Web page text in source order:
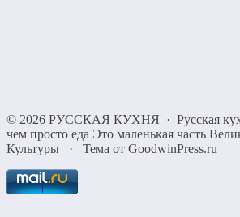
© 2026 РУССКАЯ КУХНЯ · Русская
чем просто еда Это маленькая часть
Культуры
· Тема от GoodwinPress.ru